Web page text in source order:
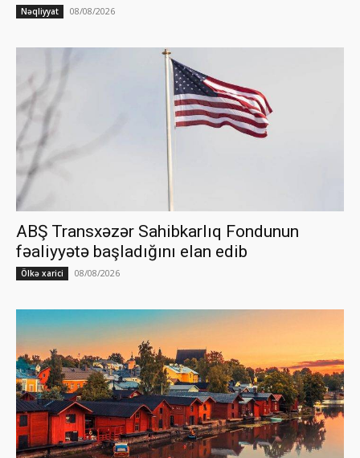
Nəqliyyat 08/08/2026
ABŞ Transxəzər Sahibkarlıq Fondunun
fəaliyyətə başladığını elan edib
Ölkə xarici 08/08/2026